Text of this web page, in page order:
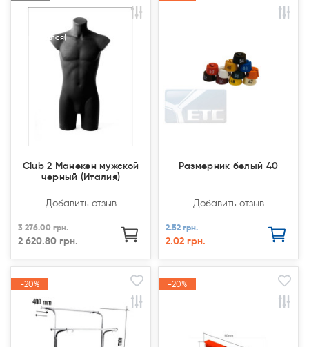
Закончился(
Закончился(
Club 2 Манекен мужской
черный (Италия)
Добавить отзыв
3 276.00 грн.
2 620.80 грн.
Размерник белый 40
Добавить отзыв
2.52 грн.
2.02 грн.
-20%
Акция
-20%
Акция
-20%
-20%